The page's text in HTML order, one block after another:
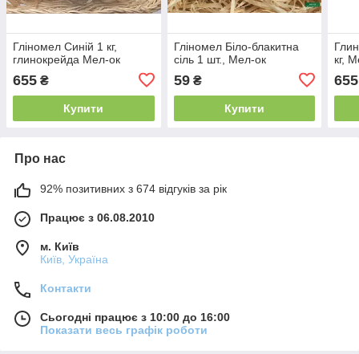
Гліномел Синій 1 кг,
глинокрейда Мел-ок
655 ₴
Купити
Гліномел Біло-блакитна
сіль 1 шт., Мел-ок
59₴
Купити
кг,
655
Про нас
92% позитивних з 674 відгуків за рік
Працює з 06.08.2010
м. Київ
Київ, Україна
Контакти
Сьогодні працює з 10:00 до 16:00
Показати весь графік роботи